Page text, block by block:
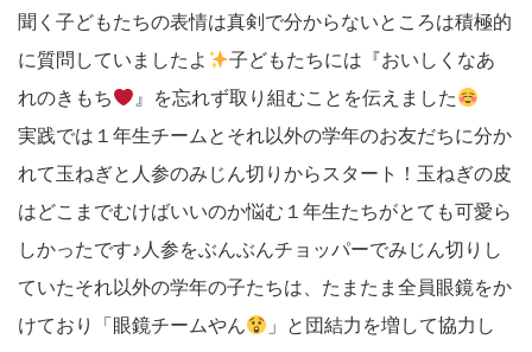
聞く子どもたちの表情は真剣で分からないところは積極的
に質問していましたよ
子どもたちには『おいしくなあ
れのきもち
』を忘れず取り組むことを伝えました
実践では１年生チームとそれ以外の学年のお友だちに分か
れて玉ねぎと人参のみじん切りからスタート！玉ねぎの皮
はどこまでむけばいいのか悩む１年生たちがとても可愛ら
しかったです♪人参をぶんぶんチョッパーでみじん切りし
ていたそれ以外の学年の子たちは、たまたま全員眼鏡をか
けており「眼鏡チームやん
」と団結力を増して協力し